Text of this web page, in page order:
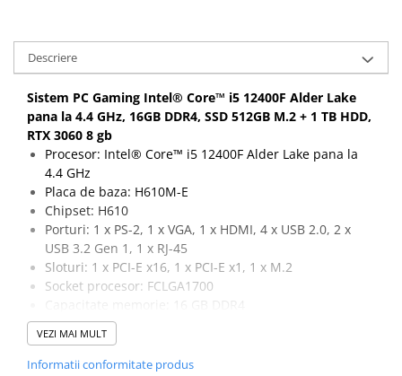
Componente All-in-One
Monitoare
Monitoare Refurbished
Monitoare Renew
Monitoare Second-Hand
Servere
Hard Disk-uri SERVER
Accesorii server
Cabinete metalice
Memorii RAM Server
Procesoare server
Descriere
Sistem PC Gaming Intel® Core™ i5 12400F Alder Lake
pana la 4.4 GHz, 16GB DDR4, SSD 512GB M.2 + 1 TB HDD,
RTX 3060 8 gb
Procesor: Intel® Core™ i5 12400F Alder Lake pana la
4.4 GHz
Placa de baza: H610M-E
Chipset: H610
Porturi: 1 x PS-2, 1 x VGA, 1 x HDMI, 4 x USB 2.0, 2 x
USB 3.2 Gen 1, 1 x RJ-45
Sloturi: 1 x PCI-E x16, 1 x PCI-E x1, 1 x M.2
Socket procesor: FCLGA1700
Capacitate stocare: 512 GB SSD M.2 + 1 TB HDD
Placa video: RTX 3060 8 gb GDDR6 128-bit, 1 x HDMI, 3
x DisplayPort
VEZI MAI MULT
Informatii conformitate produs